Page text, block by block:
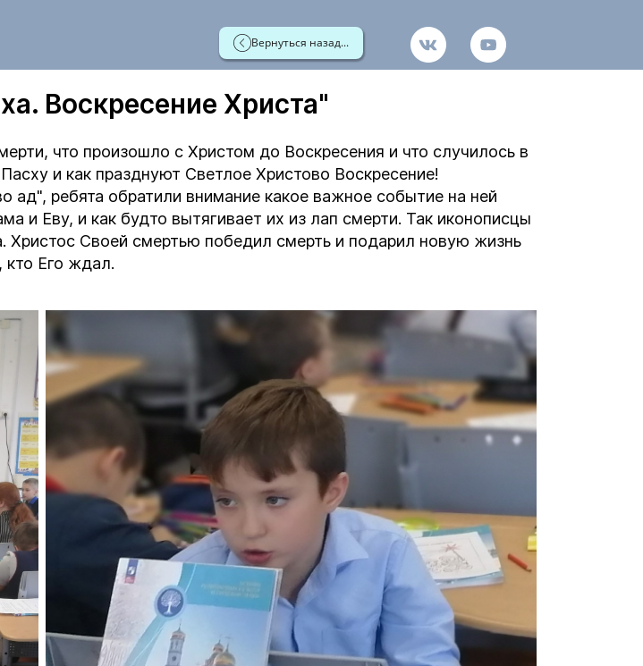
Вернуться назад...
Воскресение Христа"
что произошло с Христом до Воскресения и что случилось в
и как празднуют Светлое Христово Воскресение!
ребята обратили внимание какое важное событие на ней
и Еву, и как будто вытягивает их из лап смерти. Так иконописцы
Христос Своей смертью победил смерть и подарил новую жизнь
кто Его ждал.